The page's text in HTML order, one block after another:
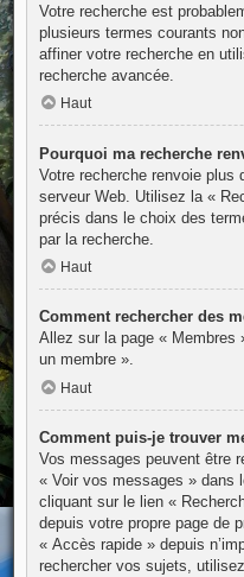
Votre recherche est
plusieurs termes courants
affiner votre recherche en
recherche avancée.
Haut
Pourquoi ma recherche
Votre recherche renvoie plus
serveur Web. Utilisez la «
précis dans le choix des
par la recherche.
Haut
Comment rechercher des
Allez sur la page « Membres
un membre ».
Haut
Comment puis-je trouver
Vos messages peuvent être
« Voir vos messages » dans
cliquant sur le lien «
depuis votre propre page de
« Accès rapide » depuis
rechercher vos sujets,